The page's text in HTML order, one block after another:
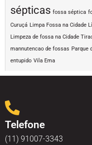
sépticas fossa séptica
Curuçá Limpa Fossa na Cidade
Limpeza de fossa na Cidade
mannutencao de fossas Parque
entupido Vila Ema
Telefone
(11) 91007-3343